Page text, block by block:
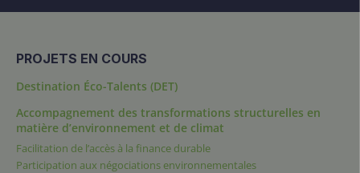
PROJETS EN COURS
Destination Éco-Talents (DET)
Accompagnement des transformations structurelles en
matière d’environnement et de climat
Facilitation de l’accès à la finance durable
Participation aux négociations environnementales